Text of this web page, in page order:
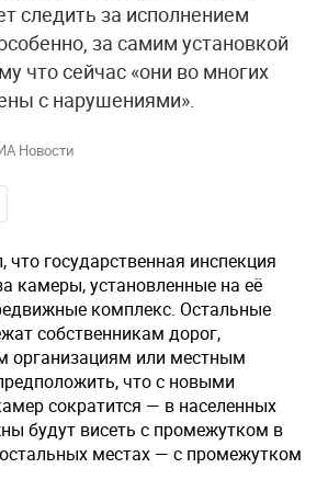
следить за исполнением
за самим установкой
что сейчас «они во многих
с нарушениями».
Новости
что государственная инспекция
камеры, установленные на её
комплекс. Остальные
собственникам дорог,
организациям или местным
что с новыми
сократится — в населенных
будут висеть с промежутком в
местах — с промежутком